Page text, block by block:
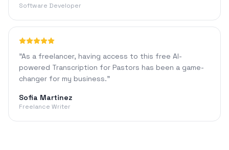
Software Developer
"As a freelancer, having access to this free AI-
powered Transcription for Pastors has been a game-
changer for my business."
Sofia Martinez
Freelance Writer